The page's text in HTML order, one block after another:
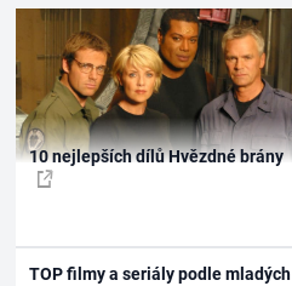
10 nejlepších dílů Hvězdné brány
TOP filmy a seriály podle mladých